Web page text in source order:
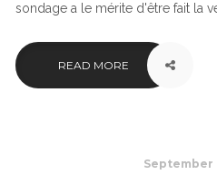
sondage a le mérite d'être fait la
READ MORE
September